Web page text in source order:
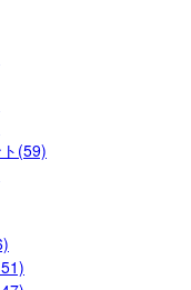
(59)